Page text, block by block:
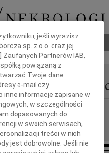
jeśli wyrazisz
sp. z o.o. oraz jej
] Zaufanych Partnerów IAB,
powiązaną z
Twoje dane
e-mail czy
inne informacje zapisane w
w szczególności
dopasowanych do
w swoich serwisach,
treści w nich
jest dobrowolne. Jeśli nie